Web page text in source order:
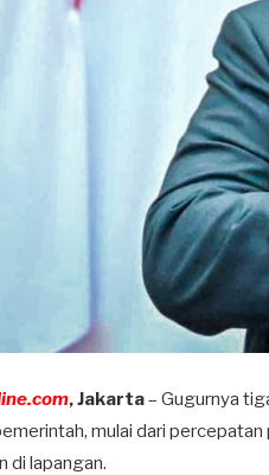
, Jakarta– Gugurnya
mulai dari
di lapangan.